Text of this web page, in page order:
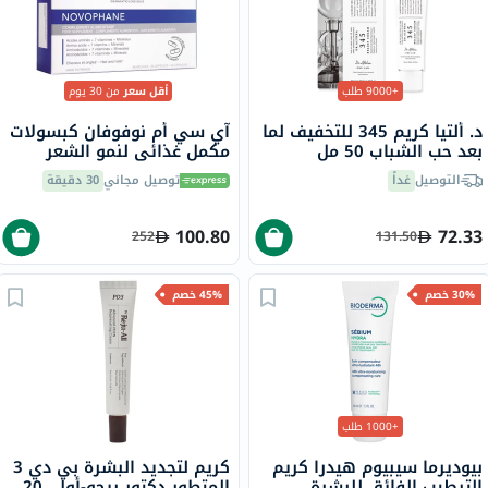
+9000 طلب
د. ألتيا كريم 345 للتخفيف لما
بعد حب الشباب 50 مل
التوصيلغداً
72.33
131.50
أقل سعرمن 30 يوم
آي سي أم نوفوفان كبسولات
مكمل غذائي لنمو الشعر
والأظافر حزمة من 60
توصيل مجاني30 دقيقة
100.80
252
30% خصم
+1000 طلب
بيوديرما سيبيوم هيدرا كريم
45% خصم
كريم لتجديد البشرة بي دي 3